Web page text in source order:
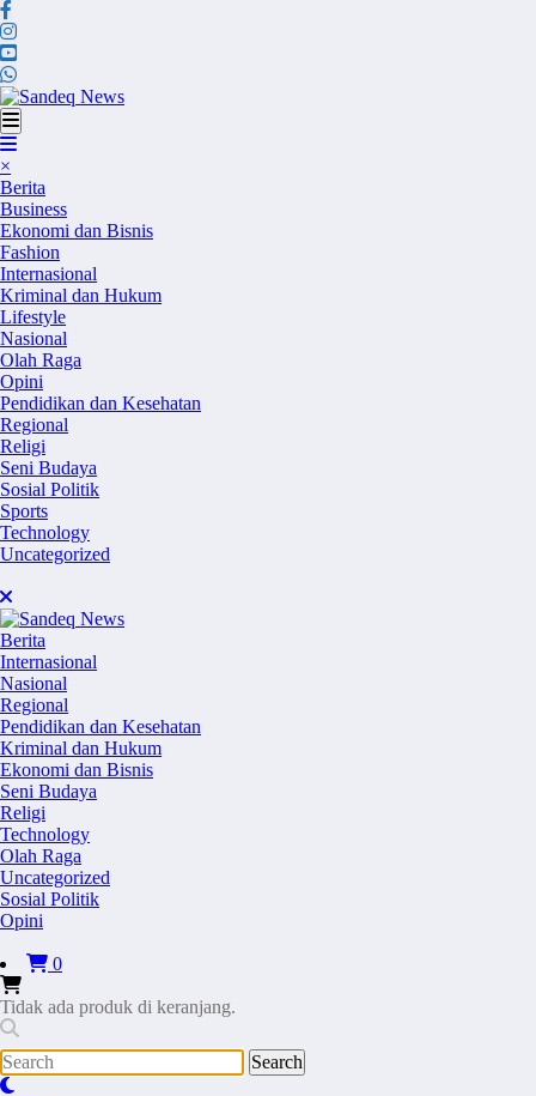
Skip
to
content
×
Berita
Business
Ekonomi dan Bisnis
Fashion
Internasional
Kriminal dan Hukum
Lifestyle
Nasional
Olah Raga
Opini
Pendidikan dan Kesehatan
Regional
Religi
Seni Budaya
Sosial Politik
Sports
Technology
Uncategorized
Berita
Internasional
Nasional
Regional
Pendidikan dan Kesehatan
Kriminal dan Hukum
Ekonomi dan Bisnis
Seni Budaya
Religi
Technology
Olah Raga
Uncategorized
Sosial Politik
Opini
0
Tidak ada produk di keranjang.